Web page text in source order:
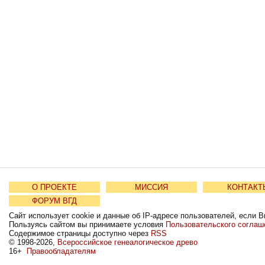
О ПРОЕКТЕ МИССИЯ
ФОРУМ ВГД
Сайт использует cookie и данные об IP-адресе пользователей, если
Пользуясь сайтом вы принимаете условия Пользовательского
Содержимое страницы доступно через RSS
© 1998-2026, Всероссийское генеалогическое древо
16+
Правообладателям